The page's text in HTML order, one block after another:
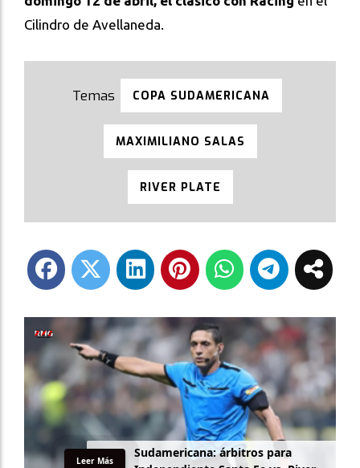
Cilindro de Avellaneda.
COPA SUDAMERICANA
MAXIMILIANO SALAS
RIVER PLATE
Sudamericana: árbitros para
Leer Más